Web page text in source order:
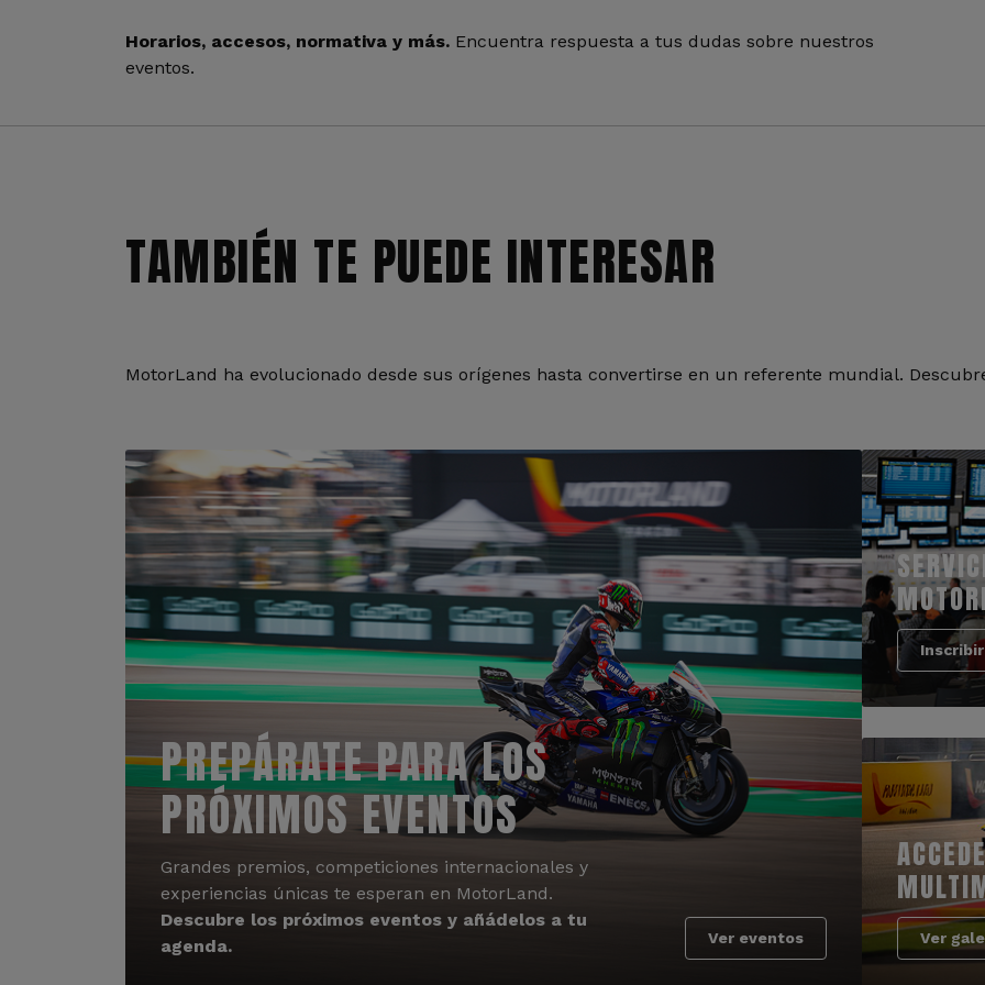
Horarios, accesos, normativa y más. Encuentra respuesta a tus dudas sobre nuestros
eventos.
TAMBIÉN TE PUEDE INTERESAR
MotorLand ha evolucionado desde sus orígenes hasta convertirse en un referente mundial.
PREPÁRATE PARA LOS
PRÓXIMOS EVENTOS
Grandes premios, competiciones internacionales y
experiencias únicas te esperan en MotorLand.
Descubre los próximos eventos y añádelos a tu
agenda.
Ver eventos Ver